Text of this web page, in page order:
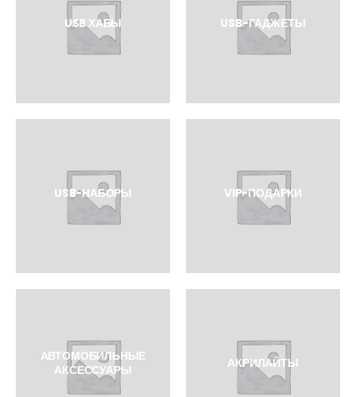
USB ХАБЫ USB-ГАДЖЕТЫ
USB-НАБОРЫ VIP-ПОДАРКИ
АВТОМОБИЛЬНЫЕ
АКСЕССУАРЫ
АКРИЛАЙТЫ